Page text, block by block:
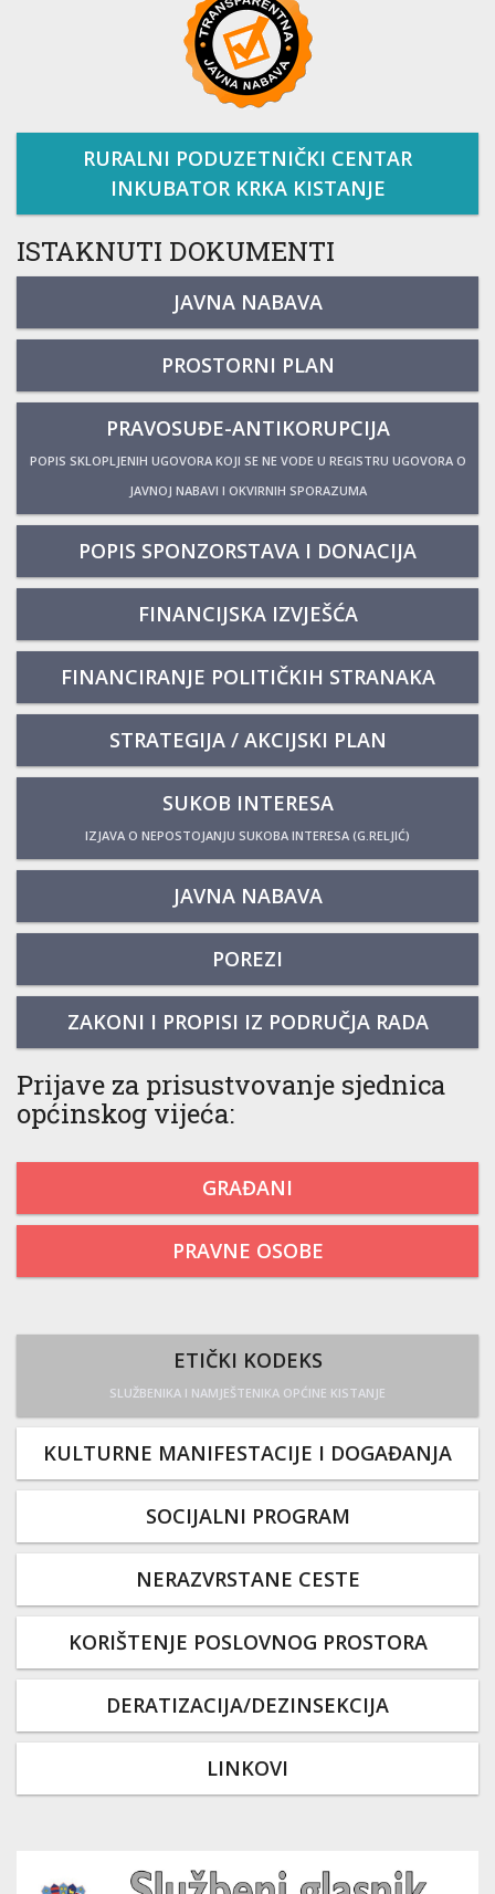
RURALNI PODUZETNIČKI CENTAR
INKUBATOR KRKA KISTANJE
ISTAKNUTI DOKUMENTI
JAVNA NABAVA
PROSTORNI PLAN
PRAVOSUĐE-ANTIKORUPCIJA
POPIS SKLOPLJENIH UGOVORA KOJI SE NE VODE U REGISTRU UGOVORA O
JAVNOJ NABAVI I OKVIRNIH SPORAZUMA
POPIS SPONZORSTAVA I DONACIJA
FINANCIJSKA IZVJEŠĆA
FINANCIRANJE POLITIČKIH STRANAKA
STRATEGIJA / AKCIJSKI PLAN
SUKOB INTERESA
IZJAVA O NEPOSTOJANJU SUKOBA INTERESA (G.RELJIĆ)
JAVNA NABAVA
POREZI
ZAKONI I PROPISI IZ PODRUČJA RADA
Prijave za prisustvovanje sjednica
općinskog vijeća:
GRAĐANI
PRAVNE OSOBE
ETIČKI KODEKS
SLUŽBENIKA I NAMJEŠTENIKA OPĆINE KISTANJE
KULTURNE MANIFESTACIJE I DOGAĐANJA
SOCIJALNI PROGRAM
NERAZVRSTANE CESTE
KORIŠTENJE POSLOVNOG PROSTORA
DERATIZACIJA/DEZINSEKCIJA
LINKOVI